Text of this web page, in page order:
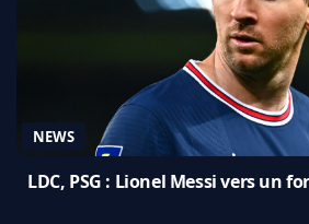
NEWS
LDC, PSG : Lionel Messi vers un